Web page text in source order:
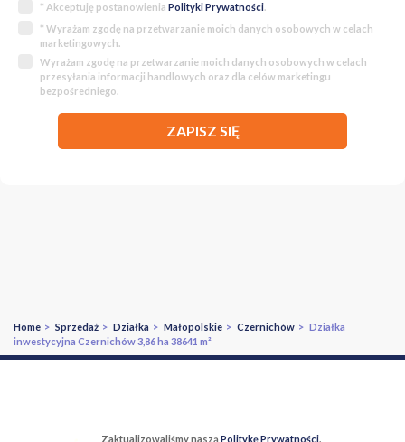
* Akceptuję postanowienia Polityki Prywatności.
* Wyrażam zgodę na przetwarzanie moich danych osobowych w celach
marketingowych.
Wyrażam zgodę na przetwarzanie moich danych osobowych w celach
przesyłania informacji handlowych oraz dla celów marketingu
bezpośredniego.
ZAPISZ SIĘ
Home > Sprzedaż > Działka > Małopolskie > Czernichów > Działka
inwestycyjna Czernichów 3,86 ha 38641 m²
Zaktualizowaliśmy naszą Politykę Prywatności.